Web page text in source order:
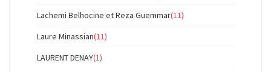
Lachemi Belhocine et Reza Guemmar(11)
Laure Minassian(11)
LAURENT DENAY(1)